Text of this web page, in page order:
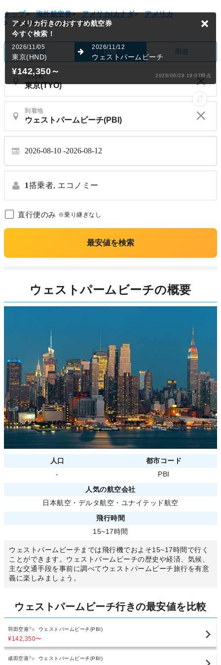
トップ> 海外航空券> アメリカ/カナダ>
アメリカ
>
ウェストパームビーチ
片道 往復 周遊
出発地
到着地
2026-08-10 2026-08-12
1搭乗者, エコノミー
直行便のみ ※乗り継ぎなし
最安値を検索
アメリカ行きのおすすめ航空券
今すぐ検索！
2026/11/05
東京(HND)
2026/11/12
ウェストパームビーチ
¥142,350～ 2026/06/28 19:07時点
ウェストパームビーチの概要
人口
都市コード
-
PBI
人気の航空会社
日本航空 ・ デルタ航空 ・ ユナイテッド航空
飛行時間
15~17時間
ウェストパームビーチまでは飛行機でおよそ15~17時間で行く
ことができます。ウェストパームビーチの歴史や経済、気候、
主な交通手段を事前に調べてウェストパームビーチ旅行を有意
義に楽しみましょう。
ウェストパームビーチ行きの最安値を比較
羽田空港 ウェストパームビーチ(PBI)
¥142,350〜
成田空港 ウェストパームビーチ(PBI)